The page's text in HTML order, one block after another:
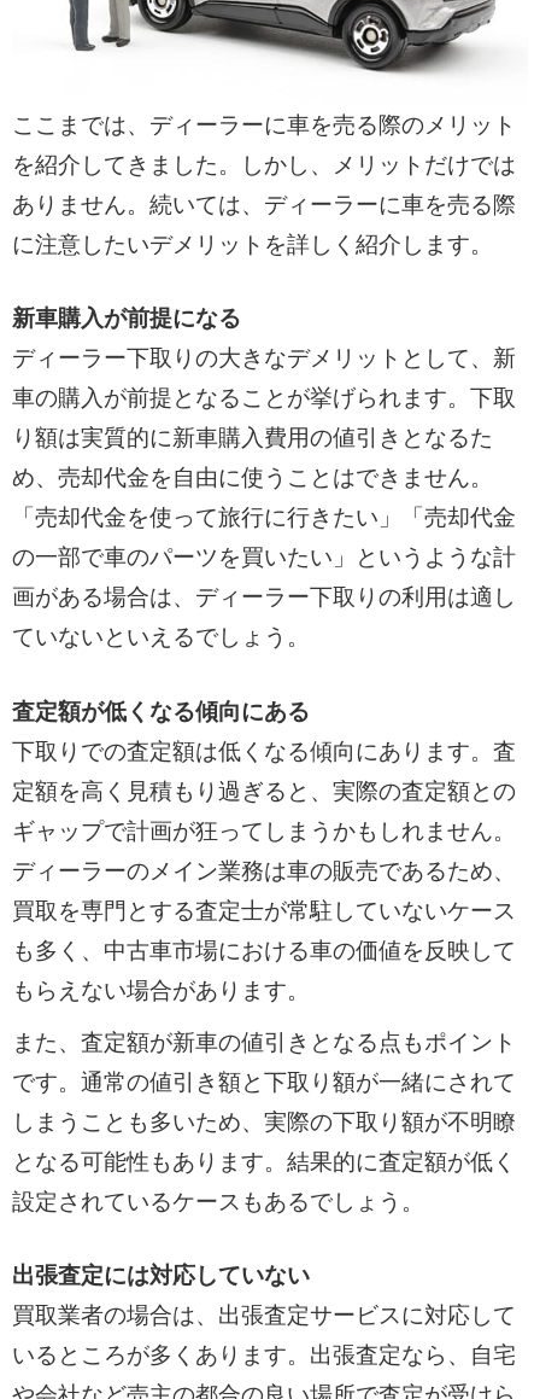
ここまでは、ディーラーに車を売る際のメリット
を紹介してきました。しかし、メリットだけでは
ありません。続いては、ディーラーに車を売る際
に注意したいデメリットを詳しく紹介します。
新車購入が前提になる
ディーラー下取りの大きなデメリットとして、新
車の購入が前提となることが挙げられます。下取
り額は実質的に新車購入費用の値引きとなるた
め、売却代金を自由に使うことはできません。
「売却代金を使って旅行に行きたい」「売却代金
の一部で車のパーツを買いたい」というような計
画がある場合は、ディーラー下取りの利用は適し
ていないといえるでしょう。
査定額が低くなる傾向にある
下取りでの査定額は低くなる傾向にあります。査
定額を高く見積もり過ぎると、実際の査定額との
ギャップで計画が狂ってしまうかもしれません。
ディーラーのメイン業務は車の販売であるため、
買取を専門とする査定士が常駐していないケース
も多く、中古車市場における車の価値を反映して
もらえない場合があります。
また、査定額が新車の値引きとなる点もポイント
です。通常の値引き額と下取り額が一緒にされて
しまうことも多いため、実際の下取り額が不明瞭
となる可能性もあります。結果的に査定額が低く
設定されているケースもあるでしょう。
出張査定には対応していない
買取業者の場合は、出張査定サービスに対応して
いるところが多くあります。出張査定なら、自宅